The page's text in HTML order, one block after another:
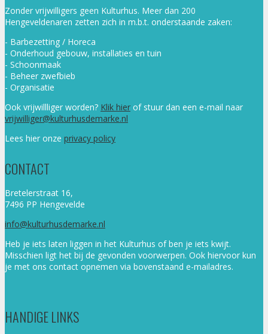
Zonder vrijwilligers geen Kulturhus. Meer dan 200
Hengeveldenaren zetten zich in m.b.t. onderstaande zaken:
- Barbezetting / Horeca
- Onderhoud gebouw, installaties en tuin
- Schoonmaak
- Beheer zwefbieb
- Organisatie
Ook vrijwillliger worden? Klik hier of stuur dan een e-mail naar
vrijwilliger@kulturhusdemarke.nl
Lees hier onze privacy policy
CONTACT
Bretelerstraat 16,
7496 PP Hengevelde
info@kulturhusdemarke.nl
Heb je iets laten liggen in het Kulturhus of ben je iets kwijt.
Misschien ligt het bij de gevonden voorwerpen. Ook hiervoor kun
je met ons contact opnemen via bovenstaand e-mailadres.
HANDIGE LINKS